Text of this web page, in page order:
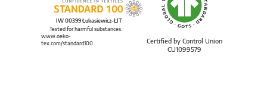
Certified by Control Union
CU1099579
IW 00399 Łukasiewicz-ŁIT
Tested for harmful substances.
www.oeko-
tex.com/standard100